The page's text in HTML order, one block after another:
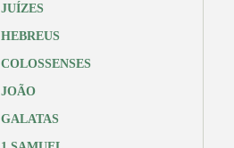
JUÍZES
HEBREUS
COLOSSENSES
JOÃO
GALATAS